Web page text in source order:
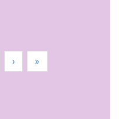
› »